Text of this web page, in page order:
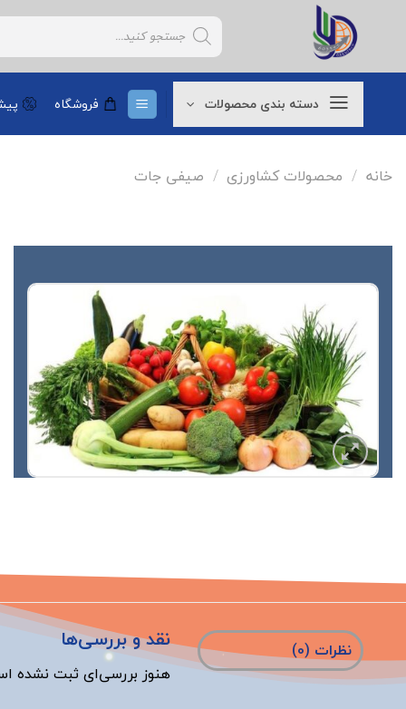
Products
search
دسته بندی محصولات فروشگاه
خانه / محصولات کشاورزی / صیفی جات
به
علاقه
مندی
ها
نظرات (0) نقد و بررسی‌ها
هنوز بررسی‌ای ثبت نشده